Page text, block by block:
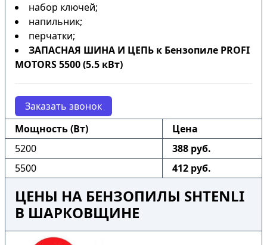
набор ключей;
напильник;
перчатки;
ЗАПАСНАЯ ШИНА И ЦЕПЬ к Бензопиле PROFI
MOTORS 5500 (5.5 кВт)
Заказать звонок
Мощность (Вт)
Цена
5200
388 руб.
5500
412 руб.
ЦЕНЫ НА БЕНЗОПИЛЫ SHTENLI
В ШАРКОВЩИНЕ